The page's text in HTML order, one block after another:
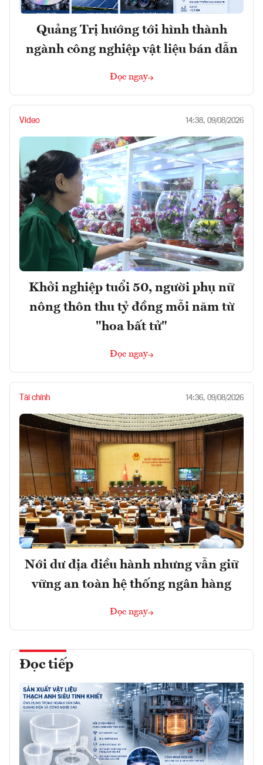
Quảng Trị hướng tới hình thành
ngành công nghiệp vật liệu bán dẫn
Đọc ngay
Video 14:38, 09/08/2026
Khởi nghiệp tuổi 50, người phụ nữ
nông thôn thu tỷ đồng mỗi năm từ
"hoa bất tử"
Đọc ngay
Tài chính 14:36, 09/08/2026
Nới dư địa điều hành nhưng vẫn giữ
vững an toàn hệ thống ngân hàng
Đọc ngay
Đọc tiếp